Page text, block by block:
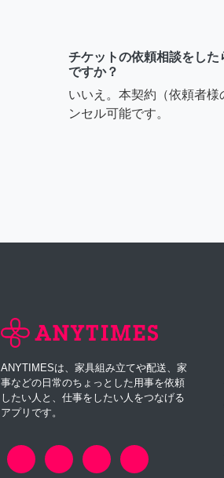
チケットの依頼相談をし
ですか？
いいえ。本契約（依頼者
ンセル可能です。
ANYTIMESは、家具組み立てや配送、家
事などの日常のちょっとした用事を依頼
したい人と、仕事をしたい人をつなげる
アプリです。